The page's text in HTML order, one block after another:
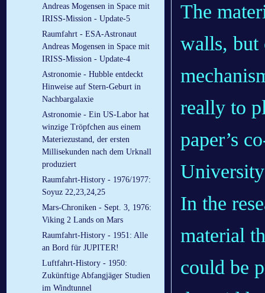
Andreas Mogensen in Space mit
IRISS-Mission - Update-5
Raumfahrt - ESA-Astronaut
Andreas Mogensen in Space mit
IRISS-Mission - Update-4
Astronomie - Hubble entdeckt
Hinweise auf Stern-Geburt in
Nachbargalaxie
Astronomie - Ein US-Labor hat
winzige Tröpfchen aus einem
Materiezustand, der ersten
Millisekunden nach dem Urknall
produziert
Raumfahrt-History - 1976/1977:
Soyuz 22,23,24,25
Mars-Chroniken - Sept. 3, 1976:
Viking 2 Lands on Mars
Raumfahrt-History - 1951: Alle
an Bord für JUPITER!
Luftfahrt-History - 1950:
Zukünftige Abfangjäger Studien
im Windtunnel
The
walls, but
really to
paper’s
In the
material
could be